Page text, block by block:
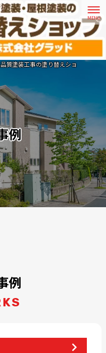
質塗装工事の塗り替えショ
例
例